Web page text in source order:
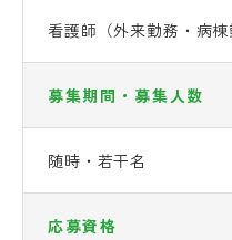
看護師（外来勤務・病棟
募集期間・募集人数
随時・若干名
応募資格